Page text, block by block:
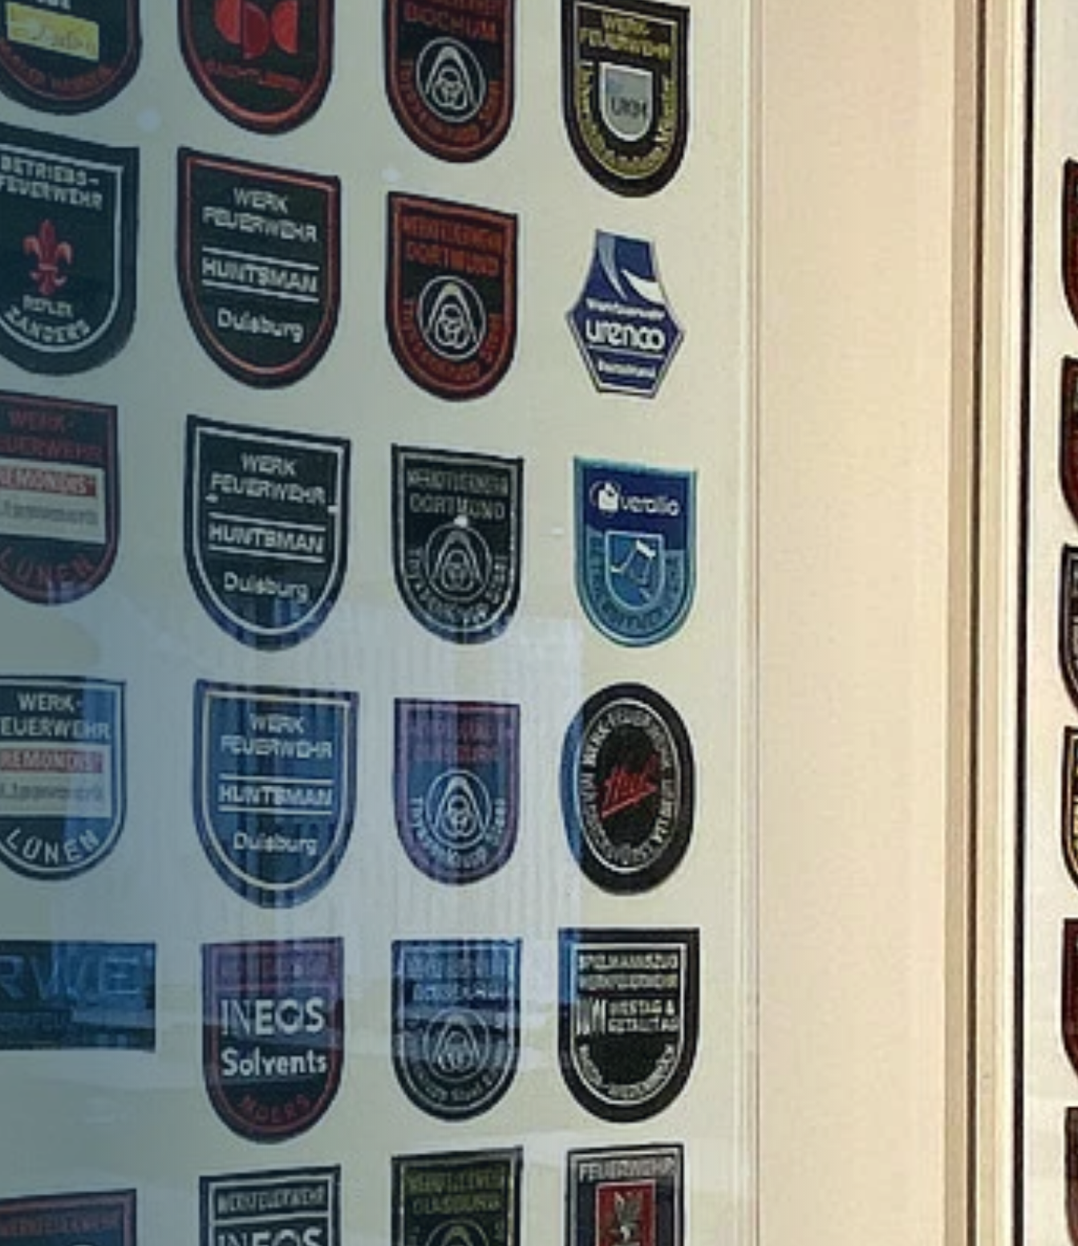
Verband
Struktur
Themenbereiche
Aktuelles
Für Dich
Vorteile
Auszeichnungen und Nachweise
Ausleihen
Projekte & Kampagnen
Hauptnavigation
Service & Kontakt
Unsere Verbundpartner
Downloadbereich
Kontakt & Presse
Veranstaltungen der Feuerwehren
Veranstaltungen der Feuerwehren
Veranstaltungen der Feuerwehren
Leistungsnachweis
Veranstaltungen der Feuerwehren
Veranstaltungen der Feuerwehren
Veranstaltungen der Feuerwehren
Struktur
Struktur
Mitglieder
Organe
Geschäftsstelle
Leitbild
Kinderfeuerwehr
Jugendfeuerwehr
Struktur
Satzung
Förderer und Partner